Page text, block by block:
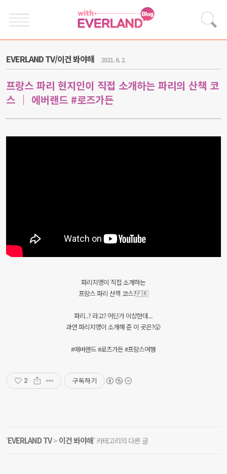
EVERLAND TV/이건 봐야해 2021. 6. 2.
프랑스 파리 현지인이 직접 소개하는 파리의 산책 코
스 ｜ 에버랜드 #로즈가든
파리지앵이 직접 소개하는
프랑스 파리 산책 코스?🇫🇷
파리..? 라고? 어딘가 이상한데...
과연 파리지앵이 소개해 준 이 곳은?😮
#에버랜드 #로즈가든 #프랑스여행
2 구독하기
'EVERLAND TV> 이건 봐야해' 카테고리의 다른 글